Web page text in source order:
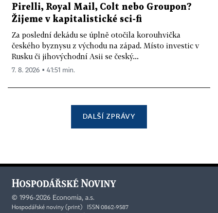
Pirelli, Royal Mail, Colt nebo Groupon?
Žijeme v kapitalistické sci-fi
Za poslední dekádu se úplně otočila korouhvička
českého byznysu z východu na západ. Místo investic v
Rusku či jihovýchodní Asii se český...
7. 8. 2026 ▪ 41:51 min.
DALŠÍ ZPRÁVY
© 1996-2026 Economia, a.s.
Hospodářské noviny (print) ISSN 0862-9587